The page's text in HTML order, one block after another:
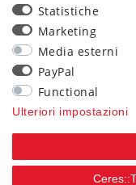
Statistiche
Marketing
Media esterni
PayPal
Functional
Ulteriori impostazioni
Confermo di aver letto
90